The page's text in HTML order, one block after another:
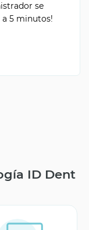
se
5 minutos!
ID Dent